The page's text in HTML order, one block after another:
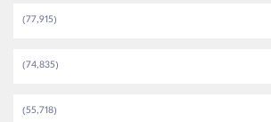
(77,915)
(74,835)
(55,718)